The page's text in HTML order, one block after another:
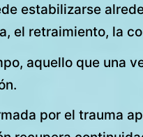
estabilizarse
el retraimiento, la
aquello que una
por el trauma